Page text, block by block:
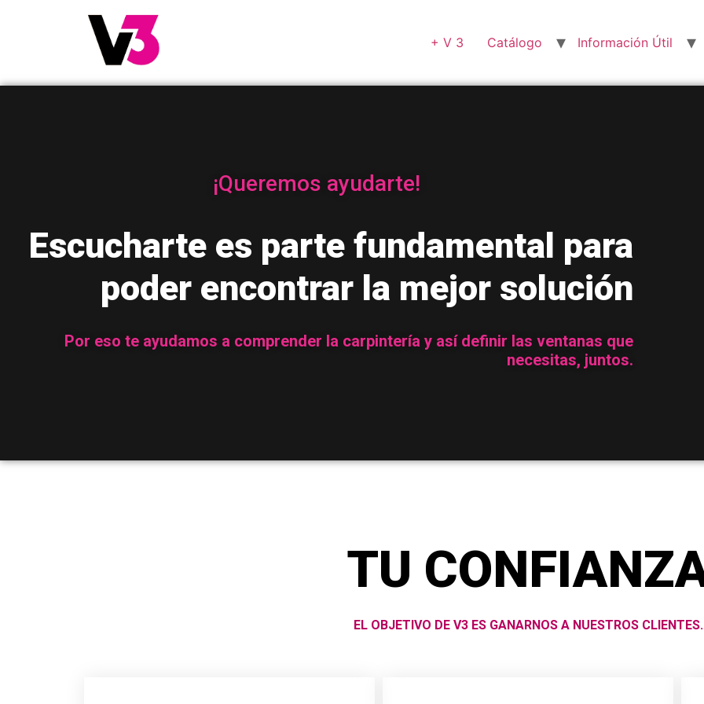
+ V 3 Catálogo Información Útil
¡Queremos ayudarte!
Escucharte es parte fundamental para
poder encontrar la mejor solución
Por eso te ayudamos a comprender la carpintería y así definir las ventanas que
necesitas, juntos.
TU
EL OBJETIVO DE V3 ES GANARNOS A NUESTROS CLIENTES.